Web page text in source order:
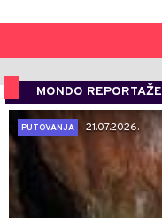
MONDO REPORTAŽE
PUTOVANJA
21.07.2026.